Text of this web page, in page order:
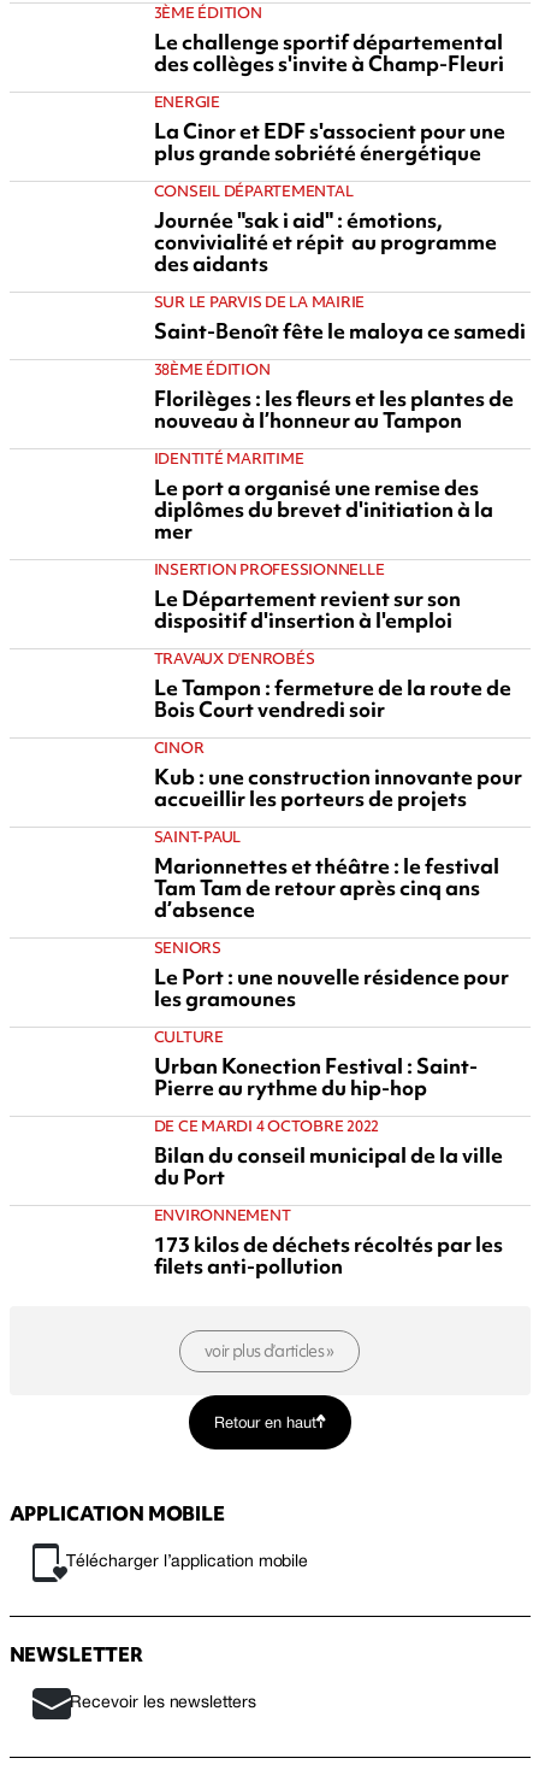
3ÈME ÉDITION
Le challenge sportif départemental
des collèges s'invite à Champ-Fleuri
ENERGIE
La Cinor et EDF s'associent pour une
plus grande sobriété énergétique
CONSEIL DÉPARTEMENTAL
Journée "sak i aid" : émotions,
convivialité et répit au programme
des aidants
SUR LE PARVIS DE LA MAIRIE
Saint-Benoît fête le maloya ce samedi
38ÈME ÉDITION
Florilèges : les fleurs et les plantes de
nouveau à l’honneur au Tampon
IDENTITÉ MARITIME
Le port a organisé une remise des
diplômes du brevet d'initiation à la
mer
INSERTION PROFESSIONNELLE
Le Département revient sur son
dispositif d'insertion à l'emploi
TRAVAUX D'ENROBÉS
Le Tampon : fermeture de la route de
Bois Court vendredi soir
CINOR
Kub : une construction innovante pour
accueillir les porteurs de projets
SAINT-PAUL
Marionnettes et théâtre : le festival
Tam Tam de retour après cinq ans
d’absence
SENIORS
Le Port : une nouvelle résidence pour
les gramounes
CULTURE
Urban Konection Festival : Saint-
Pierre au rythme du hip-hop
DE CE MARDI 4 OCTOBRE 2022
Bilan du conseil municipal de la ville
du Port
ENVIRONNEMENT
173 kilos de déchets récoltés par les
filets anti-pollution
voir plus d’articles »
Retour en haut
APPLICATION MOBILE
Télécharger l’application mobile
NEWSLETTER
Recevoir les newsletters